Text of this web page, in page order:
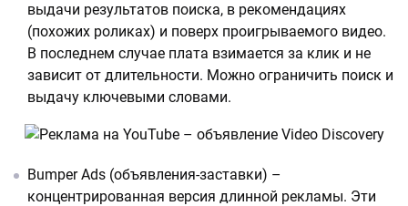
выдачи результатов поиска, в рекомендациях
(похожих роликах) и поверх проигрываемого видео.
В последнем случае плата взимается за клик и не
зависит от длительности. Можно ограничить поиск и
выдачу ключевыми словами.
Bumper Ads (объявления-заставки) –
концентрированная версия длинной рекламы. Эти